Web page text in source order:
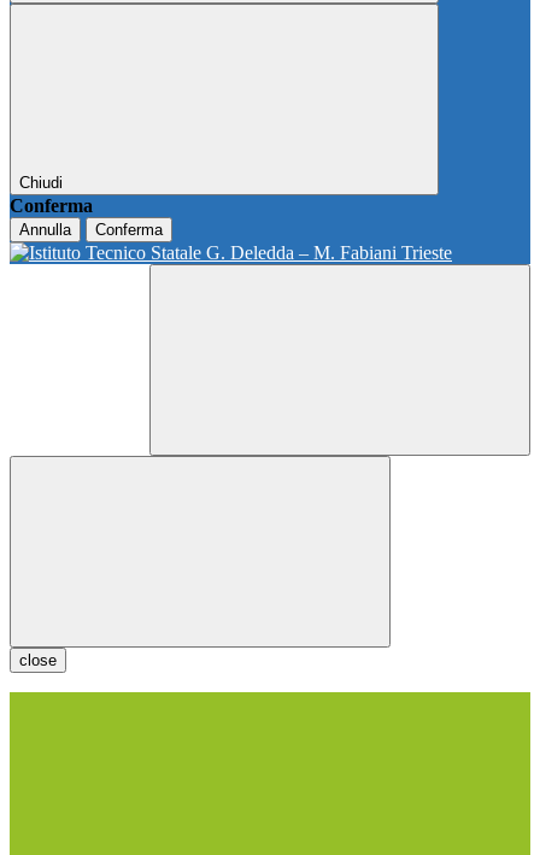
Chiudi
Conferma
Annulla Conferma
close